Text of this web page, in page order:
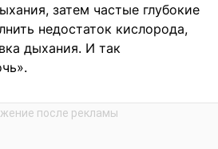
затем частые глубокие
недостаток кислорода,
дыхания. И так